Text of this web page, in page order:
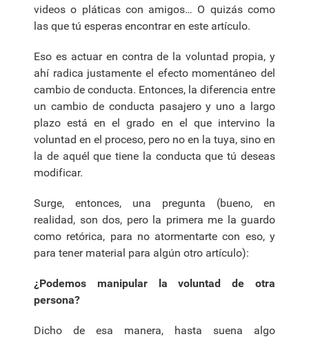
videos o pláticas con amigos… O quizás como
las que tú esperas encontrar en este artículo.
Eso es actuar en contra de la voluntad propia, y
ahí radica justamente el efecto momentáneo del
cambio de conducta. Entonces, la diferencia entre
un cambio de conducta pasajero y uno a largo
plazo está en el grado en el que intervino la
voluntad en el proceso, pero no en la tuya, sino en
la de aquél que tiene la conducta que tú deseas
modificar.
Surge, entonces, una pregunta (bueno, en
realidad, son dos, pero la primera me la guardo
como retórica, para no atormentarte con eso, y
para tener material para algún otro artículo):
¿Podemos manipular la voluntad de otra
persona?
Dicho de esa manera, hasta suena algo